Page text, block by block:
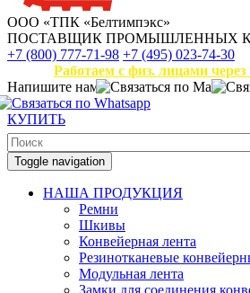
ООО «ТПК «Белтимпэкс»
ПОСТАВЩИК ПРОМЫШЛЕННЫХ
+7 (800) 777-71-98 +7 (495) 023-74-30
Работаем с физ. лицами
Напишите нам
КУПИТЬ
Toggle navigation
НАША ПРОДУКЦИЯ
Ремни
Шкивы
Конвейерная лента
Резинотканевые
Модульная лента
Замки для соединения